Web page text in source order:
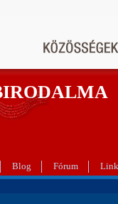
Blog Fórum